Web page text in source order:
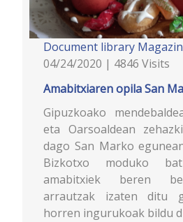
Document library
04/24/2020 | 4846 Visits
Amabitxiaren opila San
Gipuzkoako
eta Oarsoaldean
dago San Marko
Bizkotxo moduko
amabitxiek beren
arrautzak izaten ditu
horren ingurukoak bildu